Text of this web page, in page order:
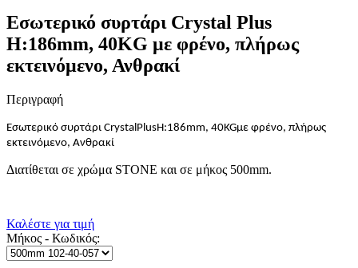
Εσωτερικό συρτάρι Crystal Plus
H:186mm, 40KG με φρένο, πλήρως
εκτεινόμενο, Ανθρακί
Περιγραφή
Εσωτερικό συρτάρι Crystal PlusH :186mm, 40KGμε φρένο, πλήρως
εκτεινόμενο, Ανθρακί
Διατίθεται σε χρώμα STONE και σε μήκος 500mm.
Καλέστε για τιμή
Μήκος - Κωδικός: